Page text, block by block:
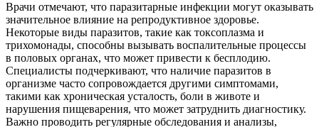
Врачи отмечают, что паразитарные инфекции могут оказывать
значительное влияние на репродуктивное здоровье.
Некоторые виды паразитов, такие как токсоплазма и
трихомонады, способны вызывать воспалительные процессы
в половых органах, что может привести к бесплодию.
Специалисты подчеркивают, что наличие паразитов в
организме часто сопровождается другими симптомами,
такими как хроническая усталость, боли в животе и
нарушения пищеварения, что может затруднить диагностику.
Важно проводить регулярные обследования и анализы,